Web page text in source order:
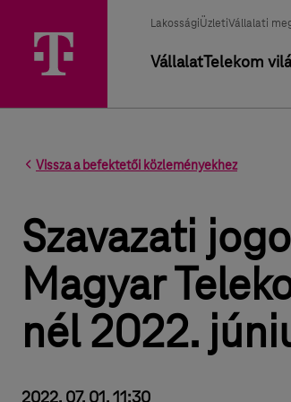
LakosságiÜzletiVállalati
VállalatTelekom
Vissza a befektetői közleményekhez
Szavazati
Magyar
nél 2022.
2022. 07. 01. 11:30